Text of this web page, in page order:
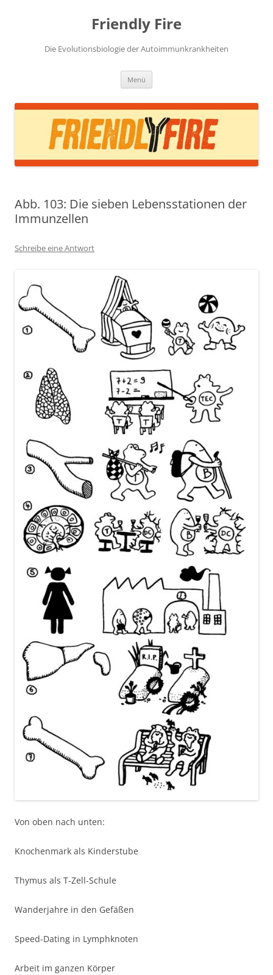
Friendly Fire
Die Evolutionsbiologie der Autoimmunkrankheiten
Menü
Abb. 103: Die sieben Lebensstationen der
Immunzellen
Schreibe eine Antwort
Von oben nach unten:
Knochenmark als Kinderstube
Thymus als T-Zell-Schule
Wanderjahre in den Gefäßen
Speed-Dating in Lymphknoten
Arbeit im ganzen Körper